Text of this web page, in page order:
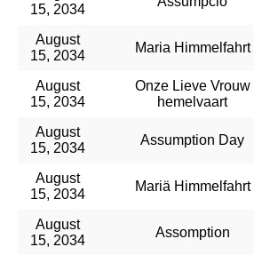
15, 2034
August
15, 2034
Maria Himmelfahrt
August
15, 2034
Onze Lieve Vrouw
hemelvaart
August
15, 2034
Assumption Day
August
15, 2034
Mariä Himmelfahrt
August
15, 2034
Assomption